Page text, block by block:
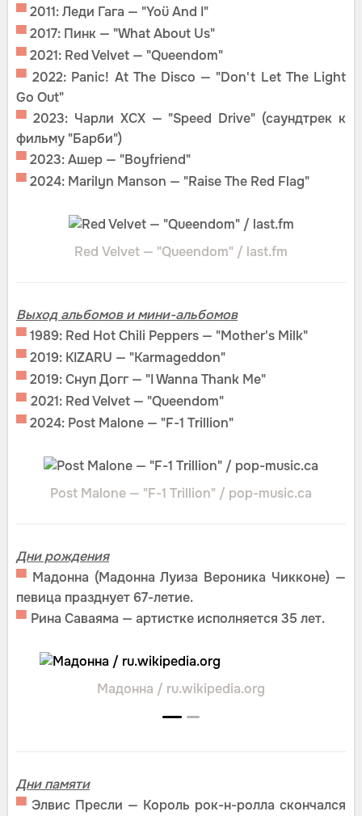
▀2011: Леди Гага — "Yoü And I"
▀2017: Пинк — "What About Us"
▀2021: Red Velvet — "Queendom"
▀2022: Panic! At The Disco — "Don't Let The Light
Go Out"
▀ 2023: Чарли XCX — "Speed Drive" (саундтрек к
фильму "Барби")
▀2023: Ашер — "Boyfriend"
▀2024: Marilyn Manson — "Raise The Red Flag"
Red Velvet — "Queendom" / last.fm
Выход альбомов и мини-альбомов
▀1989: Red Hot Chili Peppers — "Mother's Milk"
▀2019: KIZARU — "Karmageddon"
▀2019: Снуп Догг — "I Wanna Thank Me"
▀ 2021: Red Velvet — "Queendom"
▀2024: Post Malone — "F-1 Trillion"
Post Malone — "F-1 Trillion" / pop-music.ca
Дни рождения
▀ Мадонна (Мадонна Луиза Вероника Чикконе) —
певица празднует 67-летие.
▀ Рина Саваяма — артистке исполняется 35 лет.
Мадонна / ru.wikipedia.org
Дни памяти
▀ Элвис Пресли — Король рок-н-ролла скончался